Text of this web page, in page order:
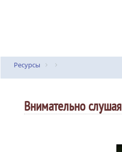
Ресурсы
Внимательно слушая